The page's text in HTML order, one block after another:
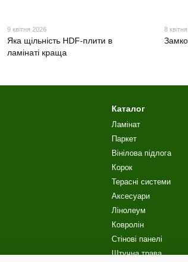
9 квітня 2026
Яка щільність HDF-плити в
ламінаті краща
8
Каталог
Ламінат
Паркет
Вінілова пiдлога
Корок
Терасні системи
Аксесуари
Лінолеум
Ковролін
Стінові панелі
Штучна трава